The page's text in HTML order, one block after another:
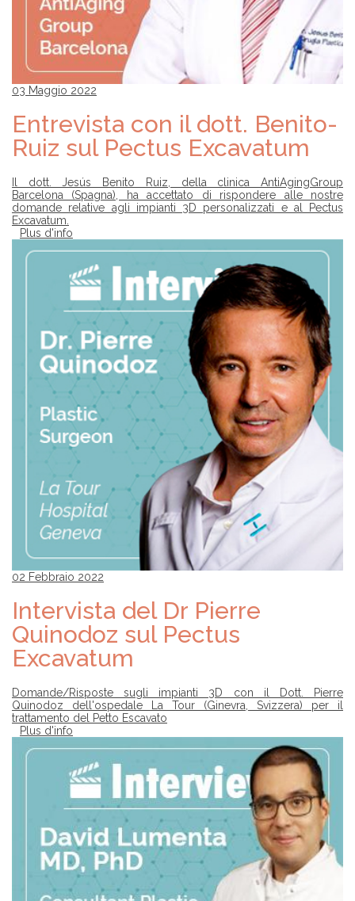
03 Maggio 2022
Entrevista con il dott. Benito-
Ruiz sul Pectus Excavatum
Il dott. Jesús Benito Ruiz, della clinica AntiAgingGroup
Barcelona (Spagna), ha accettato di rispondere alle nostre
domande relative agli impianti 3D personalizzati e al Pectus
Excavatum.
Plus d'info
02 Febbraio 2022
Intervista del Dr Pierre
Quinodoz sul Pectus
Excavatum
Domande/Risposte sugli impianti 3D con il Dott. Pierre
Quinodoz dell'ospedale La Tour (Ginevra, Svizzera) per il
trattamento del Petto Escavato
Plus d'info